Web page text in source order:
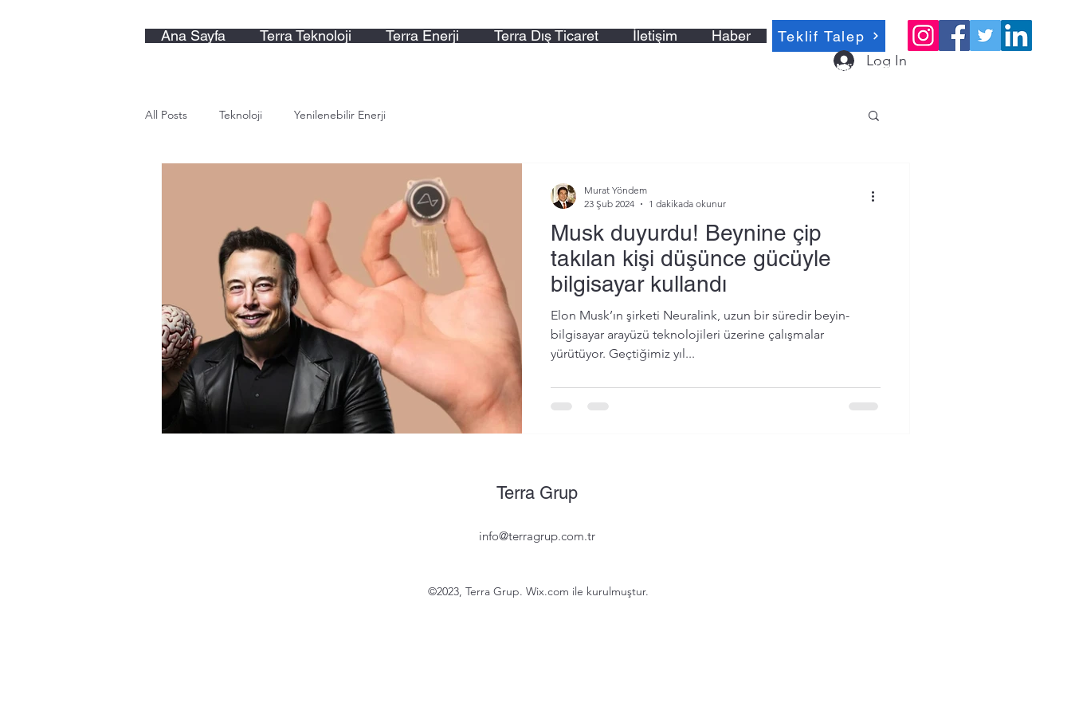
Ana Sayfa Terra Teknoloji Terra Enerji Terra Dış Ticaret İletişim Haber Teklif Talep
Log In
Müşteri Hizmetleri 0212 635 05 55
All Posts Teknoloji Yenilenebilir Enerji
Musk duyurdu! Beynine çip
takılan kişi düşünce gücüyle
bilgisayar kullandı
Elon Musk’ın şirketi Neuralink, uzun bir süredir beyin-
bilgisayar arayüzü teknolojileri üzerine çalışmalar
yürütüyor. Geçtiğimiz yıl...
Murat Yöndem
23 Şub 2024
1 dakikada okunur
Terra Grup
info@terragrup.com.tr
©2023, Terra Grup. Wix.com ile kurulmuştur.